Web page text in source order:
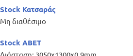
Stock Κατσαράς
Μη διαθέσιμο
Stock ABET